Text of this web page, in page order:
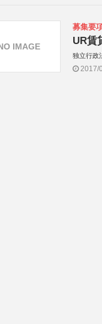
募集要
UR賃
独立行政
2017/
IMAGE